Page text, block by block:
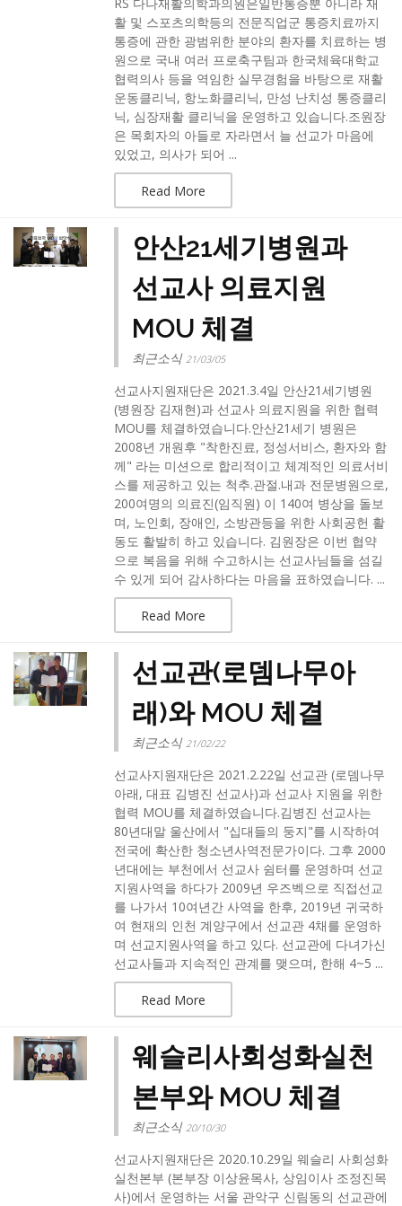
활 및 스포츠의학등의 전문직업군 통증치료까지
통증에 관한 광범위한 분야의 환자를 치료하는 병
원으로 국내 여러 프로축구팀과 한국체육대학교
협력의사 등을 역임한 실무경험을 바탕으로 재활
운동클리닉, 항노화클리닉, 만성 난치성 통증클리
닉, 심장재활 클리닉을 운영하고 있습니다.​조원장
은 목회자의 아들로 자라면서 늘 선교가 마음에
있었고, 의사가 되어 ...
Read More
안산21세기병원과
선교사 의료지원
MOU 체결
최근소식 21/03/05
선교사지원재단은 2021.3.4일 안산21세기병원
(병원장 김재현)과 선교사 의료지원을 위한 협력
MOU를 체결하였습니다.​안산21세기 병원은
2008년 개원후 "착한진료, 정성서비스, 환자와 함
께" 라는 미션으로 합리적이고 체계적인 의료서비
스를 제공하고 있는 척추.관절.내과 전문병원으로,
200여명의 의료진(임직원) 이 140여 병상을 돌보
며, 노인회, 장애인, 소방관등을 위한 사회공헌 활
동도 활발히 하고 있습니다. 김원장은 이번 협약
으로 복음을 위해 수고하시는 선교사님들을 섬길
수 있게 되어 감사하다는 마음을 표하였습니다. ...
Read More
선교관(로뎀나무아
래)와 MOU 체결
최근소식 21/02/22
선교사지원재단은 2021.2.22일 선교관 (로뎀나무
아래, 대표 김병진 선교사)과 선교사 지원을 위한
협력 MOU를 체결하였습니다.​김병진 선교사는
80년대말 울산에서 "십대들의 둥지"를 시작하여
전국에 확산한 청소년사역전문가이다. 그후 2000
년대에는 부천에서 선교사 쉼터를 운영하며 선교
지원사역을 하다가 2009년 우즈벡으로 직접선교
를 나가서 10여년간 사역을 한후, 2019년 귀국하
여 현재의 인천 계양구에서 선교관 4채를 운영하
며 선교지원사역을 하고 있다. 선교관에 다녀가신
선교사들과 지속적인 관계를 맺으며, 한해 4~5 ...
Read More
웨슬리사회성화실천
본부와 MOU 체결
최근소식 20/10/30
선교사지원재단은 2020.10.29일 웨슬리 사회성화
실천본부 (본부장 이상윤목사, 상임이사 조정진목
사)에서 운영하는 서울 관악구 신림동의 선교관에